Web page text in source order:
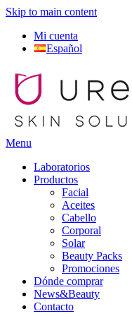
Skip to main content
Mi cuenta
Español
Menu
Laboratorios
Productos
Facial
Aceites
Cabello
Corporal
Solar
Beauty Packs
Promociones
Dónde comprar
News&Beauty
Contacto